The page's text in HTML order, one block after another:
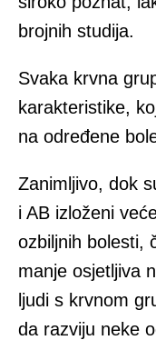
brojnih studija.
Svaka krvna
karakteristike,
na određene
Zanimljivo, dok
i AB izloženi
ozbiljnih bolesti,
manje osjetljiva
ljudi s krvnom
da razviju neke